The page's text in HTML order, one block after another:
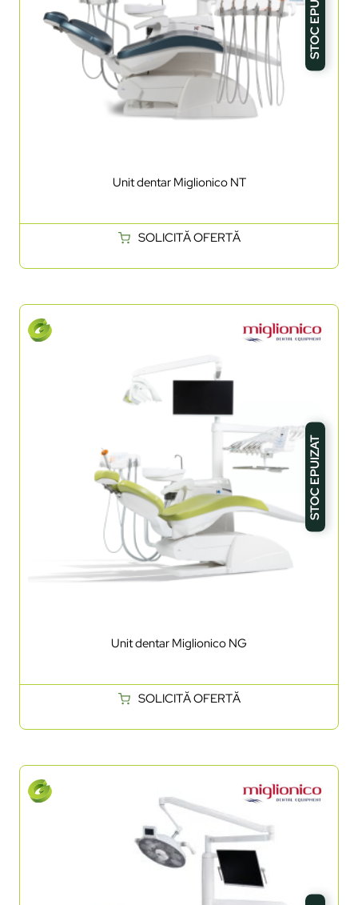
Unit dentar Miglionico NT
SOLICITĂ OFERTĂ
STOC EPUIZAT
Unit dentar Miglionico NG
SOLICITĂ OFERTĂ